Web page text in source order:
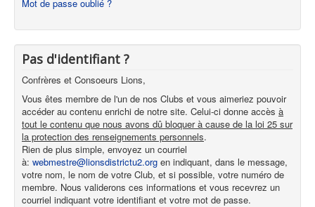
Mot de passe oublié ?
Pas d'identifiant ?
Confrères et Consoeurs Lions,
Vous êtes membre de l'un de nos Clubs et vous aimeriez pouvoir
accéder au contenu enrichi de notre site. Celui-ci donne accès à
tout le contenu que nous avons dû bloquer à cause de la loi 25 sur
la protection des renseignements personnels.
Rien de plus simple, envoyez un courriel
à: webmestre@lionsdistrictu2.org en indiquant, dans le message,
votre nom, le nom de votre Club, et si possible, votre numéro de
membre. Nous validerons ces informations et vous recevrez un
courriel indiquant votre identifiant et votre mot de passe.